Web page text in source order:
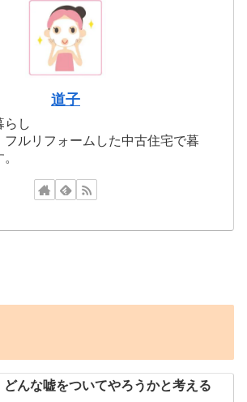
道子
らし
フルリフォームした中古住宅で暮
どんな嘘をついてやろうかと考える